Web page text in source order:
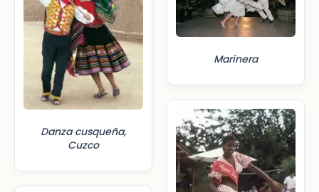
Danza cusqueña,
Cuzco
Marinera